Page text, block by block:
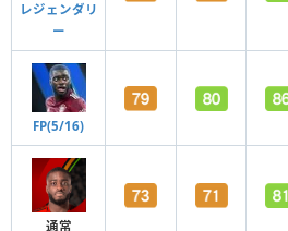
レジェンダリ
ー
FP(5/16)
通常